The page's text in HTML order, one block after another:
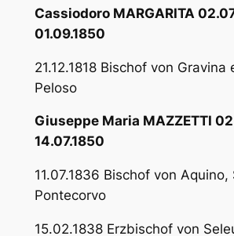
Cassiodoro MARGARITA
01.09.1850
21.12.1818 Bischof von Gravina
Peloso
Giuseppe Maria MAZZETTI
14.07.1850
11.07.1836 Bischof von Aquino,
Pontecorvo
15.02.1838 Erzbischof von